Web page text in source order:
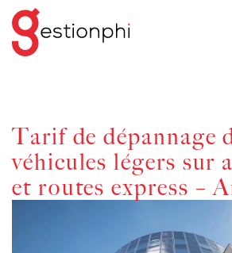
Tarif de dépannage
véhicules légers sur
et routes express –